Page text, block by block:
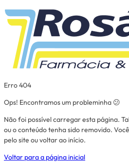
Erro 404
Ops! Encontramos um probleminha 😕
Não foi possível carregar esta página.
ou o conteúdo tenha sido removido.
pelo site ou voltar ao início.
Voltar para a página inicial